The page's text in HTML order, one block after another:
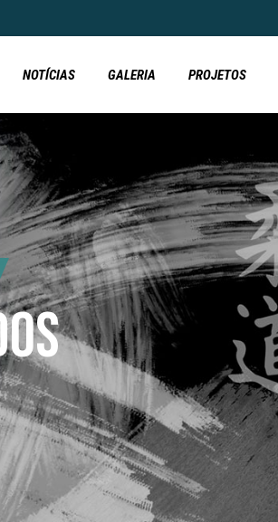
NOTÍCIAS GALERIA PROJETOS